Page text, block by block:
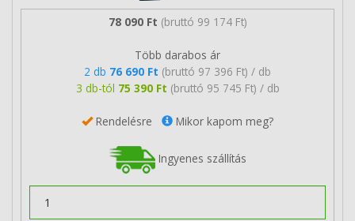
78 090 Ft (bruttó 99 174 Ft)
Több darabos ár
2 db 76 690 Ft (bruttó 97 396 Ft) / db
3 db-tól 75 390 Ft (bruttó 95 745 Ft) / db
Rendelésre Mikor kapom meg?
Ingyenes szállítás